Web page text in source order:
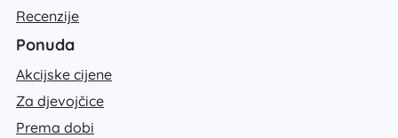
Recenzije
Ponuda
Akcijske cijene
Za djevojčice
Prema dobi